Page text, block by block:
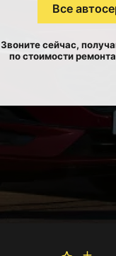
Все
Звоните сейчас,
по стоимости